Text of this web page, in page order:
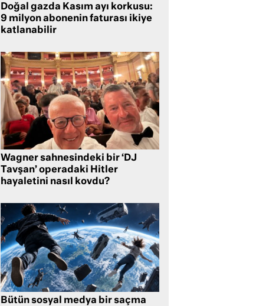
Doğal gazda Kasım ayı korkusu:
9 milyon abonenin faturası ikiye
katlanabilir
Wagner sahnesindeki bir ‘DJ
Tavşan’ operadaki Hitler
hayaletini nasıl kovdu?
Bütün sosyal medya bir saçma